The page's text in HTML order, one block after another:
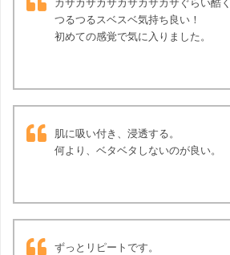
カサカサカサカサカサカサぐらい酷
つるつるスベスベ気持ち良い！
初めての感覚で気に入りました。
肌に吸い付き、浸透する。
何より、ベタベタしないのが良い。
ずっとリピートです。